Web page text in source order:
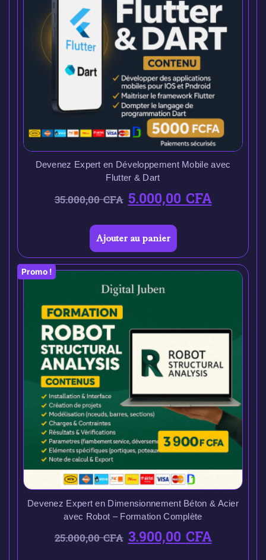
Devenez Expert en Développement Mobile avec
Flutter & Dart
35.000,00CFA 5.000,00CFA
Ajouter au panier
Promo !
Devenez Expert en Dimensionnement Béton & Acier
avec Robot – Formation Complète
25.000,00CFA 3.900,00CFA